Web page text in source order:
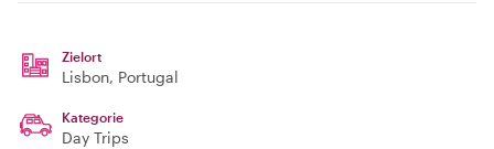
Zielort
Lisbon, Portugal
Kategorie
Day Trips